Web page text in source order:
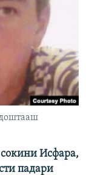
Исфара,
падари